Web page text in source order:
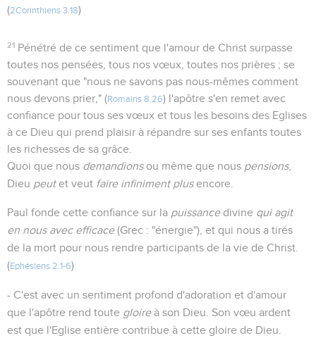
(2Corinthiens 3.18)
21 Pénétré de ce sentiment que l'amour de Christ surpasse
toutes nos pensées, tous nos vœux, toutes nos prières ; se
souvenant que "nous ne savons pas nous-mêmes comment
nous devons prier," (Romains 8.26) l'apôtre s'en remet avec
confiance pour tous ses vœux et tous les besoins des Eglises
à ce Dieu qui prend plaisir à répandre sur ses enfants toutes
les richesses de sa grâce.
Quoi que nous demandionsou même que nous pensions,
Dieu peutet veut faire infiniment plusencore.
Paul fonde cette confiance sur la puissancedivine qui agit
en nous avec efficace(Grec : "énergie"), et qui nous a tirés
de la mort pour nous rendre participants de la vie de Christ.
(Ephésiens 2.1-6)
- C'est avec un sentiment profond d'adoration et d'amour
que l'apôtre rend toute gloireà son Dieu. Son vœu ardent
est que l'Eglise entière contribue à cette gloire de Dieu.